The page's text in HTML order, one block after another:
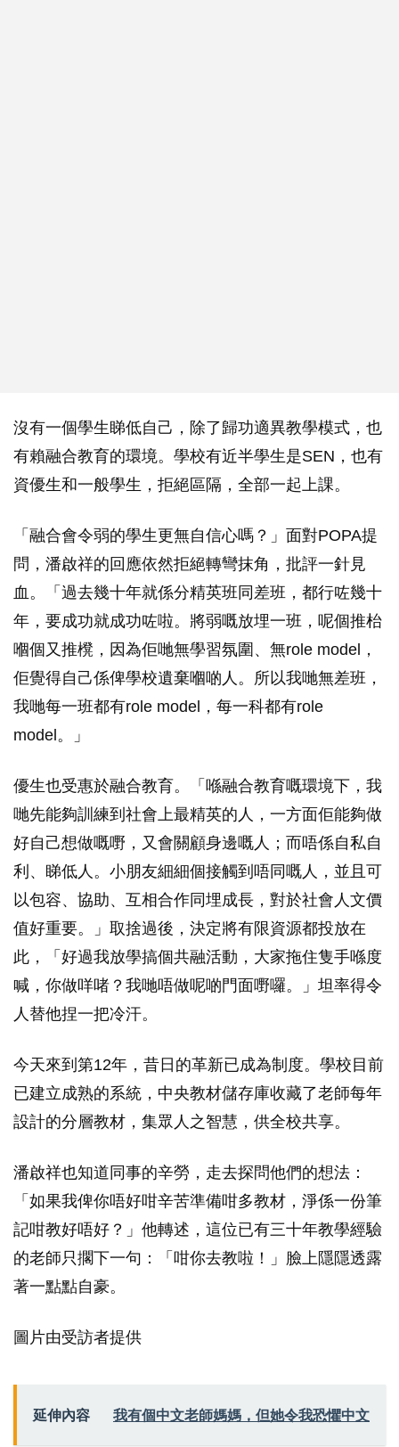
沒有一個學生睇低自己，除了歸功適異教學模式，也
有賴融合教育的環境。學校有近半學生是SEN，也有
資優生和一般學生，拒絕區隔，全部一起上課。
「融合會令弱的學生更無自信心嗎？」面對POPA提
問，潘啟祥的回應依然拒絕轉彎抹角，批評一針見
血。「過去幾十年就係分精英班同差班，都行咗幾十
年，要成功就成功咗啦。將弱嘅放埋一班，呢個推枱
嗰個又推櫈，因為佢哋無學習氛圍、無role model，
佢覺得自己係俾學校遺棄嗰啲人。所以我哋無差班，
我哋每一班都有role model，每一科都有role
model。」
優生也受惠於融合教育。「喺融合教育嘅環境下，我
哋先能夠訓練到社會上最精英的人，一方面佢能夠做
好自己想做嘅嘢，又會關顧身邊嘅人；而唔係自私自
利、睇低人。小朋友細細個接觸到唔同嘅人，並且可
以包容、協助、互相合作同埋成長，對於社會人文價
值好重要。」取捨過後，決定將有限資源都投放在
此，「好過我放學搞個共融活動，大家拖住隻手喺度
喊，你做咩啫？我哋唔做呢啲門面嘢囉。」坦率得令
人替他捏一把冷汗。
今天來到第12年，昔日的革新已成為制度。學校目前
已建立成熟的系統，中央教材儲存庫收藏了老師每年
設計的分層教材，集眾人之智慧，供全校共享。
潘啟祥也知道同事的辛勞，走去探問他們的想法：
「如果我俾你唔好咁辛苦準備咁多教材，淨係一份筆
記咁教好唔好？」他轉述，這位已有三十年教學經驗
的老師只擱下一句：「咁你去教啦！」臉上隱隱透露
著一點點自豪。
圖片由受訪者提供
延伸內容 我有個中文老師媽媽，但她令我恐懼中文